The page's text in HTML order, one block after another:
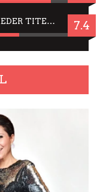
JING JING: IN-THAI RÄUMT WIEDER TITEL AB – EIN ZWEI-STUNDEN-ERLEBNISBERICHT 7.4